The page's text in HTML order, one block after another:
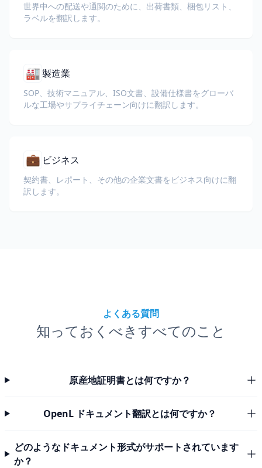
世界中への配送や通関のために、出荷書類、梱包リスト、
ラベルを翻訳します。
🏭製造業
SOP、技術マニュアル、ISO文書、設備仕様書をグローバ
ルな工場やサプライチェーン向けに翻訳します。
💼 ビジネス
契約書、レポート、その他の企業文書をビジネス向けに翻
訳します。
よくある質問
知っておくべきすべてのこと
原産地証明書とは何ですか？
OpenL ドキュメント翻訳とは何ですか？
どのようなドキュメント形式がサポートされています
か？